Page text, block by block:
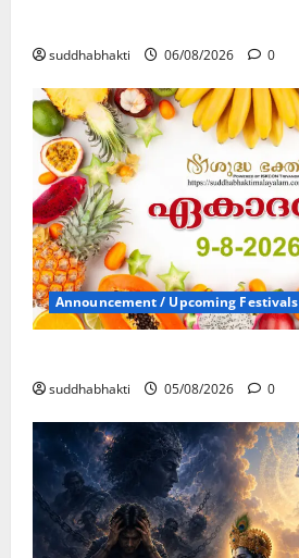
suddhabhakti 06/08/2026 0
Announcement / Upcoming Festivals
suddhabhakti 05/08/2026 0